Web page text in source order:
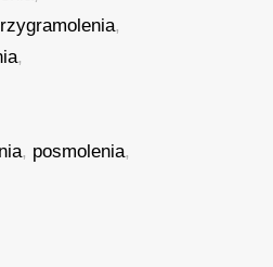
,
,
, posmolenia,